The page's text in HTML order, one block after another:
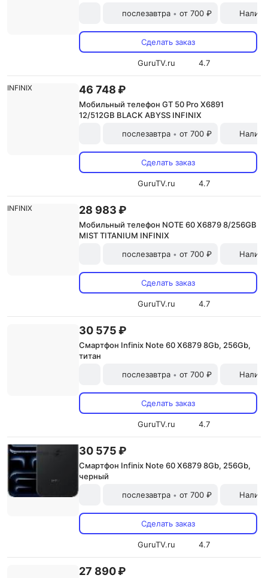
послезавтра • от 700 ₽
Сделать заказ
GuruTV.ru 4.7
46 748 ₽
Мобильный телефон GT 50 Pro X6891
12/512GB BLACK ABYSS INFINIX
послезавтра • от 700 ₽
Сделать заказ
GuruTV.ru 4.7
28 983 ₽
Мобильный телефон NOTE 60 X6879 8/256GB
MIST TITANIUM INFINIX
послезавтра • от 700 ₽
Сделать заказ
GuruTV.ru 4.7
30 575 ₽
Смартфон Infinix Note 60 X6879 8Gb, 256Gb,
титан
послезавтра • от 700 ₽
Сделать заказ
GuruTV.ru 4.7
30 575 ₽
Смартфон Infinix Note 60 X6879 8Gb, 256Gb,
черный
послезавтра • от 700 ₽
Сделать заказ
GuruTV.ru 4.7
27 890 ₽